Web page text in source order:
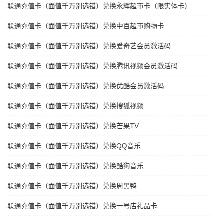
联通充值卡（面值千万别选错）兑换永辉超市卡（限实体卡）
联通充值卡（面值千万别选错）兑换中百超市购物卡
联通充值卡（面值千万别选错）兑换爱奇艺会员激活码
联通充值卡（面值千万别选错）兑换腾讯视频会员激活码
联通充值卡（面值千万别选错）兑换优酷会员激活码
联通充值卡（面值千万别选错）兑换搜狐视频
联通充值卡（面值千万别选错）兑换芒果TV
联通充值卡（面值千万别选错）兑换QQ音乐
联通充值卡（面值千万别选错）兑换酷狗音乐
联通充值卡（面值千万别选错）兑换周黑鸭
联通充值卡（面值千万别选错）兑换一号店礼品卡